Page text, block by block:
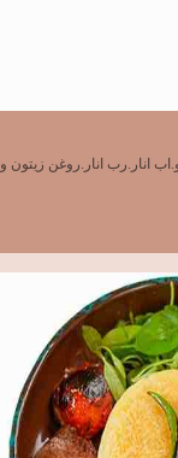
انار.رب انار.روغن زیتون و